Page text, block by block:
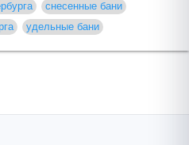
снесенные бани
удельные бани